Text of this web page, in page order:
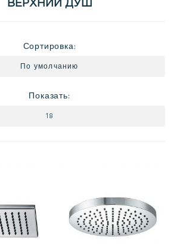
ВЕРХНИЙ ДУШ
Сортировка:
Показать: